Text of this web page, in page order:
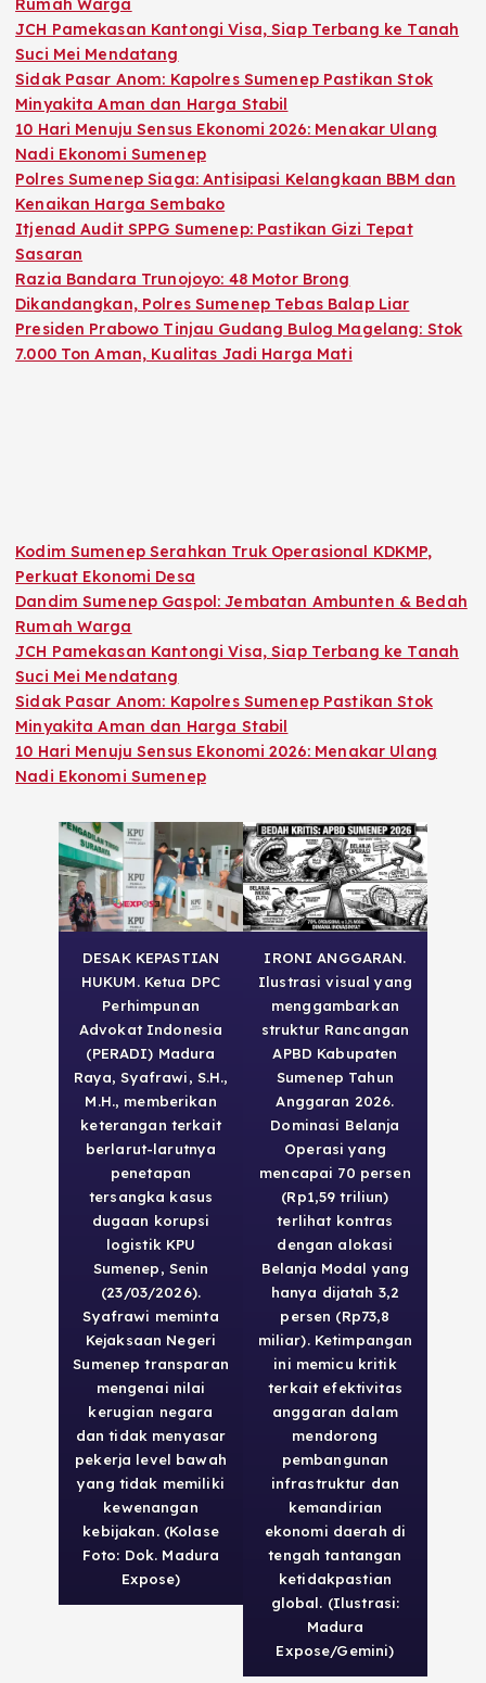
Rumah Warga
JCH Pamekasan Kantongi Visa, Siap Terbang ke Tanah
Suci Mei Mendatang
Sidak Pasar Anom: Kapolres Sumenep Pastikan Stok
Minyakita Aman dan Harga Stabil
10 Hari Menuju Sensus Ekonomi 2026: Menakar Ulang
Nadi Ekonomi Sumenep
Polres Sumenep Siaga: Antisipasi Kelangkaan BBM dan
Kenaikan Harga Sembako
Itjenad Audit SPPG Sumenep: Pastikan Gizi Tepat
Sasaran
Razia Bandara Trunojoyo: 48 Motor Brong
Dikandangkan, Polres Sumenep Tebas Balap Liar
Presiden Prabowo Tinjau Gudang Bulog Magelang: Stok
7.000 Ton Aman, Kualitas Jadi Harga Mati
Kodim Sumenep Serahkan Truk Operasional KDKMP,
Perkuat Ekonomi Desa
Dandim Sumenep Gaspol: Jembatan Ambunten & Bedah
Rumah Warga
JCH Pamekasan Kantongi Visa, Siap Terbang ke Tanah
Suci Mei Mendatang
Sidak Pasar Anom: Kapolres Sumenep Pastikan Stok
Minyakita Aman dan Harga Stabil
10 Hari Menuju Sensus Ekonomi 2026: Menakar Ulang
Nadi Ekonomi Sumenep
DESAK KEPASTIAN
HUKUM. Ketua DPC
Perhimpunan
Advokat Indonesia
(PERADI) Madura
Raya, Syafrawi, S.H.,
M.H., memberikan
keterangan terkait
berlarut-larutnya
penetapan
tersangka kasus
dugaan korupsi
logistik KPU
Sumenep, Senin
(23/03/2026).
Syafrawi meminta
Kejaksaan Negeri
Sumenep transparan
mengenai nilai
kerugian negara
dan tidak menyasar
pekerja level bawah
yang tidak memiliki
kewenangan
kebijakan. (Kolase
Foto: Dok. Madura
Expose)
IRONI ANGGARAN.
Ilustrasi visual yang
menggambarkan
struktur Rancangan
APBD Kabupaten
Sumenep Tahun
Anggaran 2026.
Dominasi Belanja
Operasi yang
mencapai 70 persen
(Rp1,59 triliun)
terlihat kontras
dengan alokasi
Belanja Modal yang
hanya dijatah 3,2
persen (Rp73,8
miliar). Ketimpangan
ini memicu kritik
terkait efektivitas
anggaran dalam
mendorong
pembangunan
infrastruktur dan
kemandirian
ekonomi daerah di
tengah tantangan
ketidakpastian
global. (Ilustrasi:
Madura
Expose/Gemini)